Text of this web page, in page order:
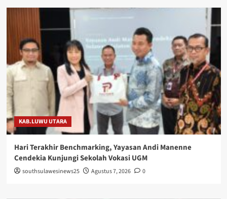
KAB.LUWU UTARA
Hari Terakhir Benchmarking, Yayasan Andi Manenne
Cendekia Kunjungi Sekolah Vokasi UGM
southsulawesinews25 Agustus 7, 2026 0